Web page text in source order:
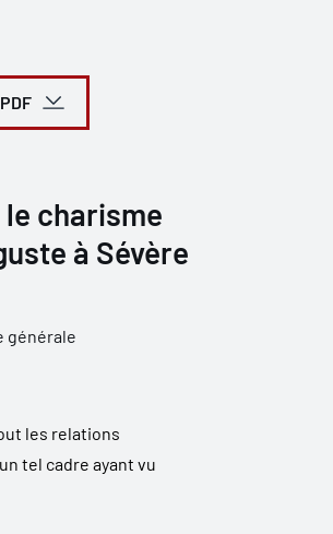
charisme
à Sévère
générale
les relations
tel cadre ayant vu